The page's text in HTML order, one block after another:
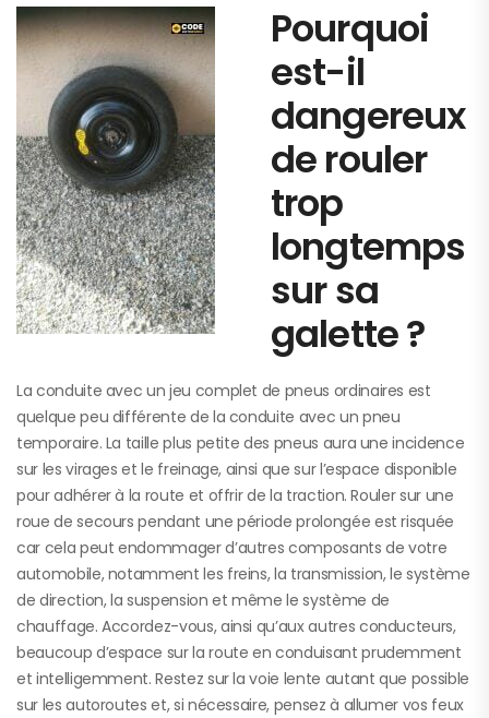
Pourquoi
est-il
dangereux
de rouler
trop
longtemps
sur sa
galette ?
La conduite avec un jeu complet de pneus ordinaires est
quelque peu différente de la conduite avec un pneu
temporaire. La taille plus petite des pneus aura une incidence
sur les virages et le freinage, ainsi que sur l’espace disponible
pour adhérer à la route et offrir de la traction. Rouler sur une
roue de secours pendant une période prolongée est risquée
car cela peut endommager d’autres composants de votre
automobile, notamment les freins, la transmission, le système
de direction, la suspension et même le système de
chauffage. Accordez-vous, ainsi qu’aux autres conducteurs,
beaucoup d’espace sur la route en conduisant prudemment
et intelligemment. Restez sur la voie lente autant que possible
sur les autoroutes et, si nécessaire, pensez à allumer vos feux